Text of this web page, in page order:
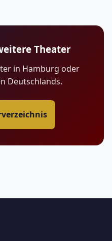
Theater
in Hamburg oder
Deutschlands.